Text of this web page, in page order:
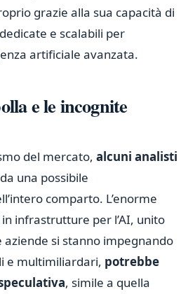
grazie alla sua capacità di
e scalabili per
artificiale avanzata.
e le incognite
del mercato, alcuni analisti
da una possibile
comparto. L’enorme
infrastrutture per l’AI, unito
aziende si stanno impegnando
e multimiliardari, potrebbe
, simile a quella